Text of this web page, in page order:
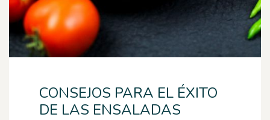
CONSEJOS PARA EL ÉXITO
DE LAS ENSALADAS